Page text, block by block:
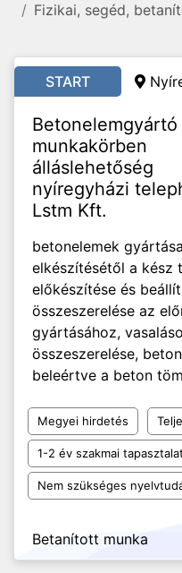
Fizikai, segéd,
START
Betonelemgyártó
munkakörben
álláslehetőség
nyíregyházi
Lstm Kft.
betonelemek
elkészítésétől a kész
előkészítése és
összeszerelése az
gyártásához,
összeszerelése,
beleértve a beton
Megyei hirdetés
1-2 év szakmai tapasztalat
Nem szükséges
Betanított munka